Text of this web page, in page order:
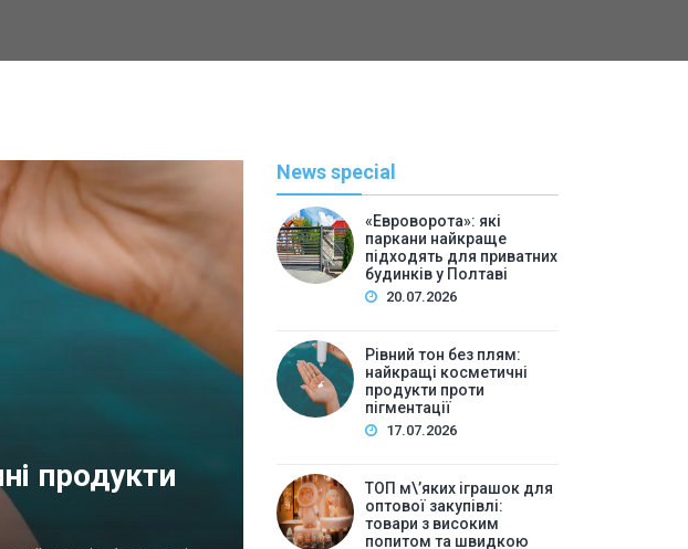
продукти
ТОП м\’яких іграшок для
високим попитом
News special
«Евроворота»: які
паркани найкраще
підходять для приватних
будинків у Полтаві
20.07.2026
Рівний тон без плям:
найкращі косметичні
продукти проти
пігментації
17.07.2026
ТОП м\’яких іграшок для
оптової закупівлі:
товари з високим
попитом та швидкою